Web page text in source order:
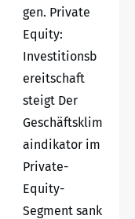
gen. Private
Equity:
Investitionsb
ereitschaft
steigt Der
Geschäftsklim
aindikator im
Private-
Equity-
Segment sank